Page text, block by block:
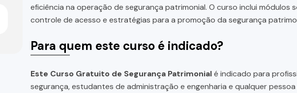
eficiência na operação de segurança patrimonial. O curso inclui
controle de acesso e estratégias para a promoção da segurança
Para quem este curso é indicado?
Este Curso Gratuito de Segurança Patrimonialé indicado para
segurança, estudantes de administração e engenharia e qualquer